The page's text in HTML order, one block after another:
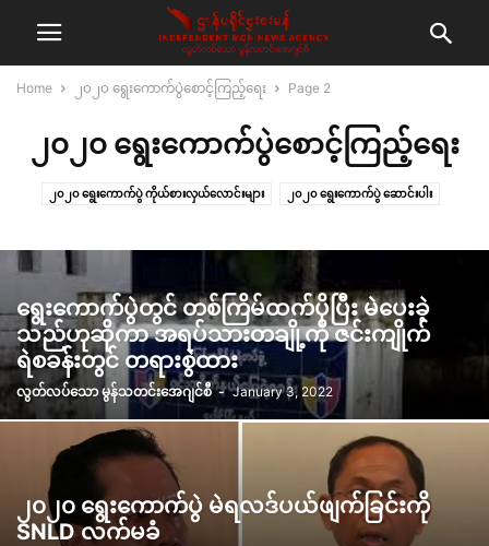
Home ၂၀၂၀ ရွေးကောက်ပွဲစောင့်ကြည့်ရေး Page 2
၂၀၂၀ ရွေးကောက်ပွဲစောင့်ကြည့်ရေး
၂၀၂၀ ရွေးကောက်ပွဲ ကိုယ်စားလှယ်လောင်းများ ၂၀၂၀ ရွေးကောက်ပွဲ ဆောင်းပါး
ရွေးကောက်ပွဲတွင် တစ်ကြိမ်ထက်ပိုပြီး မဲပေးခဲ့
သည်ဟုဆိုကာ အရပ်သားတချို့ကို ဇင်းကျိုက်
ရဲစခန်းတွင် တရားစွဲထား
လွတ်လပ်သော မွန်သတင်းအေဂျင်စီ - January 3, 2022
၂၀၂၀ ရွေးကောက်ပွဲ မဲရလဒ်ပယ်ဖျက်ခြင်းကို
SNLD လက်မခံ